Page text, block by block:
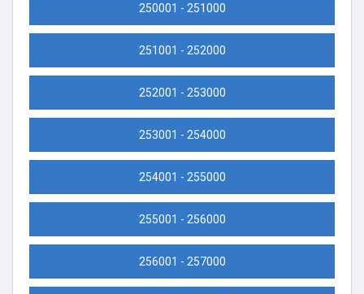
250001 - 251000
251001 - 252000
252001 - 253000
253001 - 254000
254001 - 255000
255001 - 256000
256001 - 257000